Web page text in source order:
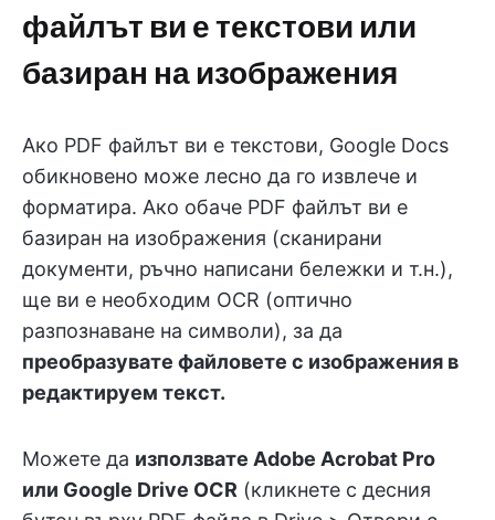
файлът ви е текстови или
базиран на изображения
Ако PDF файлът ви е текстови, Google Docs
обикновено може лесно да го извлече и
форматира. Ако обаче PDF файлът ви е
базиран на изображения (сканирани
документи, ръчно написани бележки и т.н.),
ще ви е необходим OCR (оптично
разпознаване на символи), за да
преобразувате файловете с изображения в
редактируем текст.
Можете да използвате Adobe Acrobat Pro
или Google Drive OCR (кликнете с десния